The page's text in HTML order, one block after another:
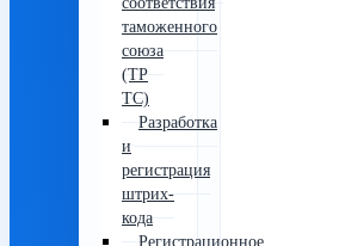
таможенного
союза
(ТР
ТС)
Разработка
и
регистрация
штрих-
кода
Регистрационное